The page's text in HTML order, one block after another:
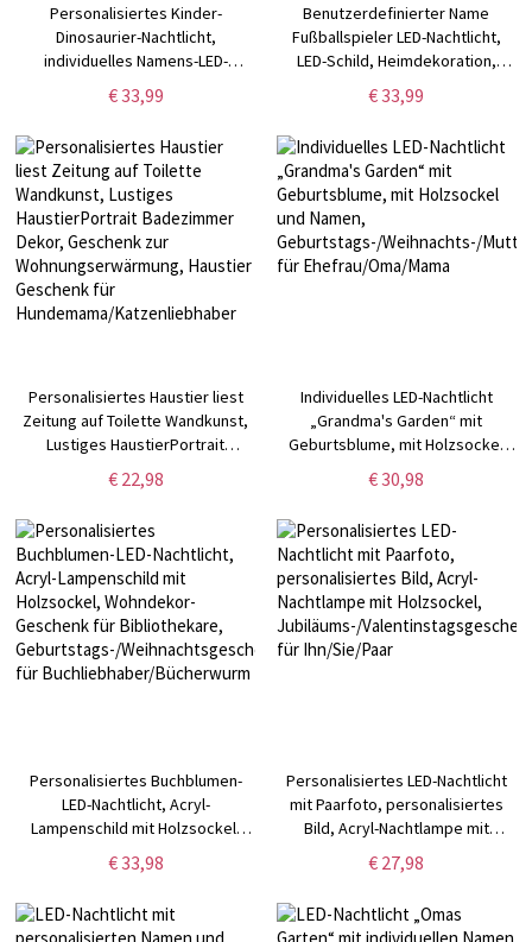
Personalisiertes Kinder-
Dinosaurier-Nachtlicht,
individuelles Namens-LED-
Nachtlicht für Kinderzimmer-
Dekoration, Jungen- oder
Geburtstags-/Weihnachtsgeschenk
€ 33,99
Benutzerdefinierter Name
Fußballspieler LED-Nachtlicht,
LED-Schild, Heimdekoration,
Fußballspieler-Silhouette-
Lichtlampe, Geschenk für
Sportler/Fußballspieler/
€ 33,99
Personalisiertes Haustier liest
Zeitung auf Toilette Wandkunst,
Lustiges HaustierPortrait
Badezimmer Dekor, Geschenk
zur Wohnungserwärmung,
Hundemama/Katzenliebhaber
€ 22,98
Individuelles LED-Nachtlicht
„Grandma's Garden“ mit
Geburtsblume, mit Holzsockel
und Namen,
Geburtstags-/Weihnachts-/
€ 30,98
Personalisiertes Buchblumen-
LED-Nachtlicht, Acryl-
Lampenschild mit Holzsockel,
Bibliothekare,
Geburtstags-/Weihnachtsgeschenk
für Buchliebhaber/Bücherwurm
€ 33,98
Personalisiertes LED-Nachtlicht
mit Paarfoto, personalisiertes
Bild, Acryl-Nachtlampe mit
Jubiläums-/Valentinstagsgeschenk
€ 27,98